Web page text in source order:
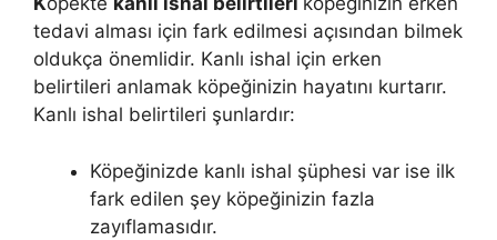
tedavi alması için fark edilmesi açısından bilmek
oldukça önemlidir. Kanlı ishal için erken
belirtileri anlamak köpeğinizin hayatını kurtarır.
Kanlı ishal belirtileri şunlardır:
Köpeğinizde kanlı ishal şüphesi var ise ilk
fark edilen şey köpeğinizin fazla
zayıflamasıdır.